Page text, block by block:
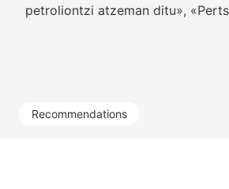
Recommendations
petroliontzi atzeman ditu»,